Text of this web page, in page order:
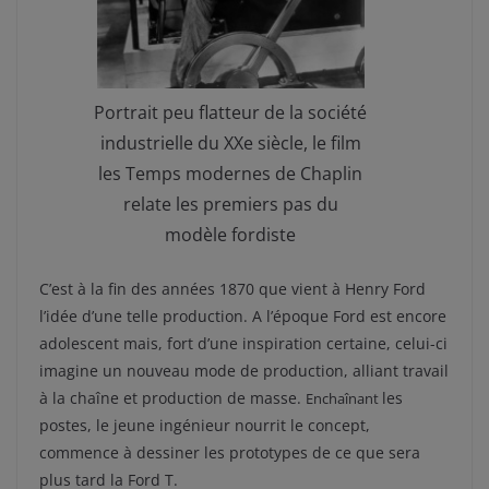
Portrait peu flatteur de la société
industrielle du XXe siècle, le film
les Temps modernes de Chaplin
relate les premiers pas du
modèle fordiste
C’est à la fin des années 1870 que vient à Henry Ford
l’idée d’une telle production. A l’époque Ford est encore
adolescent mais, fort d’une inspiration certaine, celui-ci
imagine un nouveau mode de production, alliant travail
à la chaîne et production de masse. Enchaînant les
postes, le jeune ingénieur nourrit le concept,
commence à dessiner les prototypes de ce que sera
plus tard la Ford T.